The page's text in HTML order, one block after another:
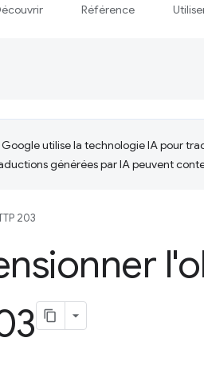
Référence
Google utilise la technologie IA pour
générées par IA peuvent
203